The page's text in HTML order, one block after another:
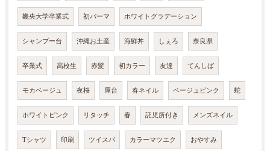
畿央大学卒業式 初パーマ ホワイトグラデーション
シャンプー台 沖縄お土産 海鮮丼 しぇろ 奈良県
卒業式 高校生 赤髪 初カラー 友達 てんしば
モカベージュ 夜桜 屋台 春ネイル ベージュピンク 蛇
ホワイトピンク リタッチ 春 託児所付き メンズネイル
Tシャツ 印刷 ツイスパ カラーマツエク おやすみ